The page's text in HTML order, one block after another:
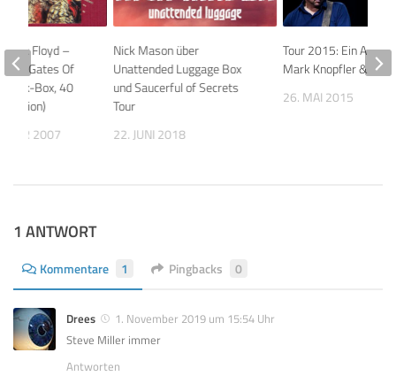
Nick Mason über
Unattended Luggage Box
und Saucerful of Secrets
Tour
22. JUNI 2018
Tour 2015: Ein
Mark Knopfler &
26. MAI 2015
Pink Floyd –
The Gates Of
Book-Box, 40
Edition)
2007
1 ANTWORT
Kommentare 1 Pingbacks 0
Drees
1. November 2019 um 15:54 Uhr
Steve Miller immer
Antworten